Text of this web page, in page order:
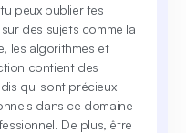
peux publier tes
des sujets comme la
les algorithmes et
contient des
qui sont précieux
dans ce domaine
De plus, être